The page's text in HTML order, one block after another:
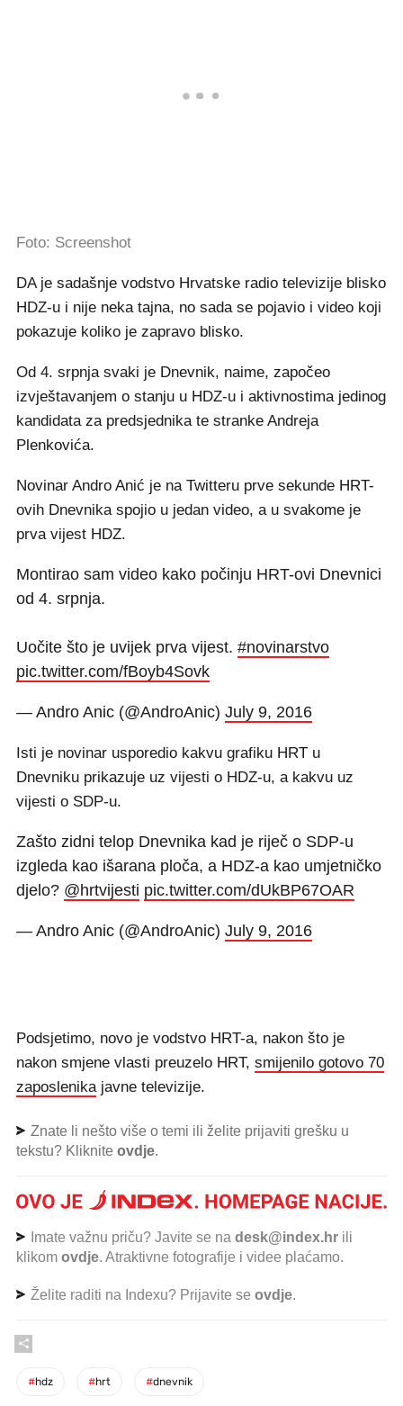
Foto: Screenshot
DA je sadašnje vodstvo Hrvatske radio televizije blisko
HDZ-u i nije neka tajna, no sada se pojavio i video koji
pokazuje koliko je zapravo blisko.
Od 4. srpnja svaki je Dnevnik, naime, započeo
izvještavanjem o stanju u HDZ-u i aktivnostima jedinog
kandidata za predsjednika te stranke Andreja
Plenkovića.
Novinar Andro Anić je na Twitteru prve sekunde HRT-
ovih Dnevnika spojio u jedan video, a u svakome je
prva vijest HDZ.
Montirao sam video kako počinju HRT-ovi Dnevnici
od 4. srpnja.
Uočite što je uvijek prva vijest. #novinarstvo
pic.twitter.com/fBoyb4Sovk
— Andro Anic (@AndroAnic) July 9, 2016
Isti je novinar usporedio kakvu grafiku HRT u
Dnevniku prikazuje uz vijesti o HDZ-u, a kakvu uz
vijesti o SDP-u.
Zašto zidni telop Dnevnika kad je riječ o SDP-u
izgleda kao išarana ploča, a HDZ-a kao umjetničko
djelo? @hrtvijesti pic.twitter.com/dUkBP67OAR
— Andro Anic (@AndroAnic) July 9, 2016
Podsjetimo, novo je vodstvo HRT-a, nakon što je
nakon smjene vlasti preuzelo HRT, smijenilo gotovo 70
zaposlenikajavne televizije.
Znate li nešto više o temi ili želite prijaviti grešku u
tekstu? Kliknite ovdje.
Imate važnu priču? Javite se na desk@index.hr ili
klikom ovdje. Atraktivne fotografije i videe plaćamo.
Želite raditi na Indexu? Prijavite se ovdje.
#hdz #hrt #dnevnik